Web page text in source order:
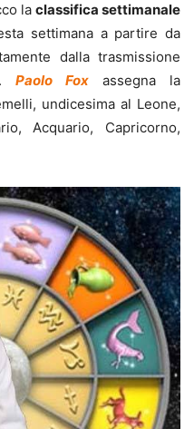
la classifica settimanale
settimana a partire da
dalla trasmissione
Paolo Fox assegna la
undicesima al Leone,
Acquario, Capricorno,